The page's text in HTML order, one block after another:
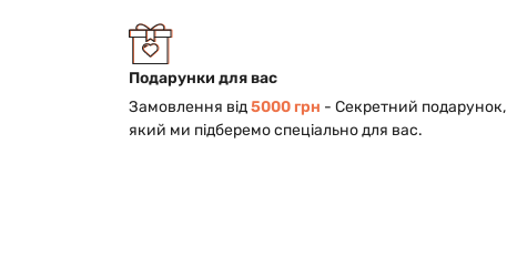
Подарунки для вас
Замовлення від5000 грн - Cекретний подарунок,
який ми підберемо спеціально для вас.